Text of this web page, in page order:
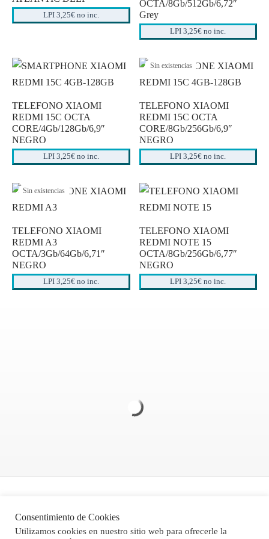
LPI 3,25€ no inc.
OCTA/8Gb/512Gb/6,72″
Grey
LPI 3,25€ no inc.
TELEFONO XIAOMI
REDMI 15C OCTA
CORE/4Gb/128Gb/6,9″
NEGRO
LPI 3,25€ no inc.
Sin existencias
TELEFONO XIAOMI
REDMI 15C OCTA
CORE/8Gb/256Gb/6,9″
NEGRO
LPI 3,25€ no inc.
Sin existencias
TELEFONO XIAOMI
REDMI A3
OCTA/3Gb/64Gb/6,71″
NEGRO
LPI 3,25€ no inc.
TELEFONO XIAOMI
REDMI NOTE 15
OCTA/8Gb/256Gb/6,77″
NEGRO
LPI 3,25€ no inc.
Aviso legal
Consentimiento de Cookies
Utilizamos cookies en nuestro sitio web para ofrecerle la
3,5ª - 2,5ª - M.2
ATX, Mini, Micro, ...
y DVDs Int, Ext
ITX
2,5″ Samsung, Kingston
Discos Tooq
y Adaptadores